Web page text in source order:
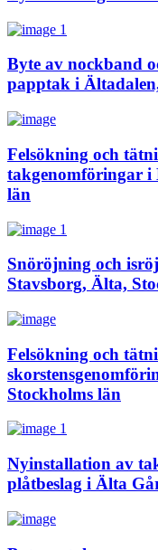
Byte av nockband
papptak i
Felsökning och
takgenomföringar i
län
Snöröjning och
Stavsborg, Älta,
Felsökning och
Stockholms län
Nyinstallation av
plåtbeslag i Älta